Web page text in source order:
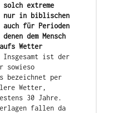
extreme
nur in biblischen
auch für Perioden
dem Mensch
Wetter
Insgesamt ist der
sowieso
bezeichnet per
Wetter,
30 Jahre.
fallen da